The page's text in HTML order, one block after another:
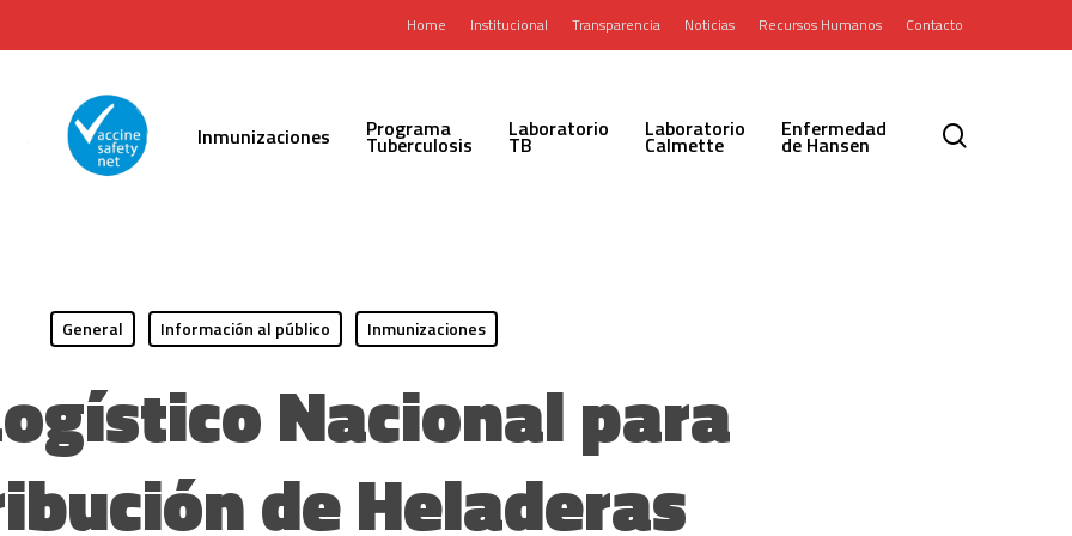
Home Institucional Transparencia Noticias Recursos Humanos Contacto
Inmunizaciones Programa
Tuberculosis
Laboratorio
TB
Laboratorio
Calmette
Enfermedad
de Hansen
General Información al público Inmunizaciones
Nacional para
de Heladeras